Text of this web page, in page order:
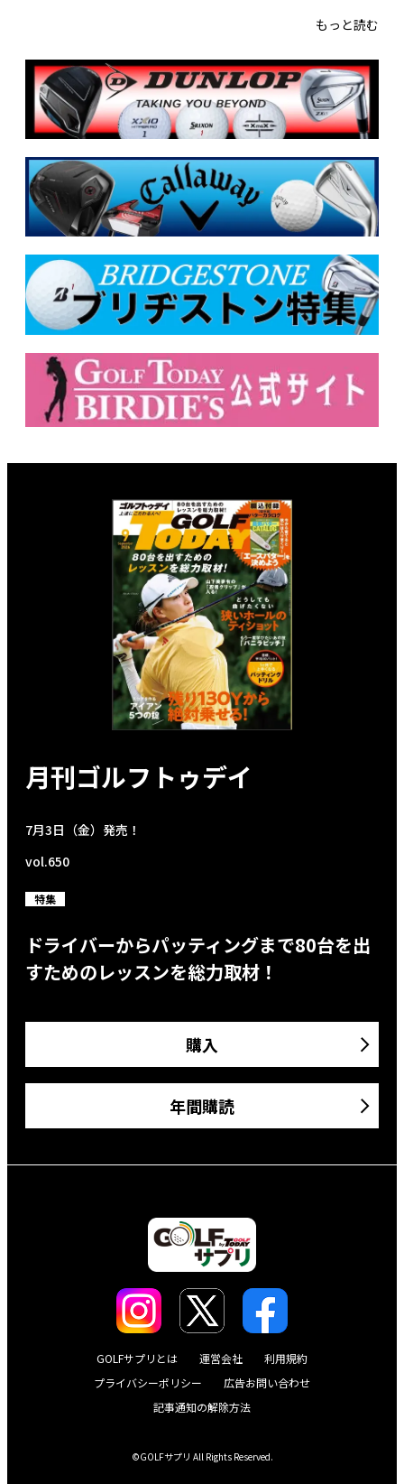
もっと読む
月刊ゴルフトゥデイ
7月3日（金）発売！
vol.650
特集
ドライバーからパッティングまで80台を出
すためのレッスンを総力取材！
購入
年間購読
GOLFサプリとは 運営会社
利用規約
プライバシーポリシー
広告お問い合わせ
記事通知の解除方法
©GOLFサプリ All Rights Reserved.